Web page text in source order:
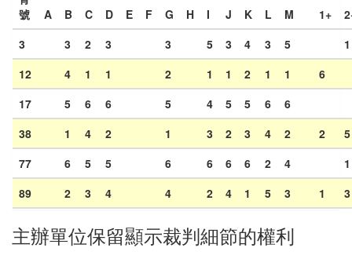
號
A B C D E F G H I J K L M 1+
3
3 2 3 3 5 3 4 3 5
1
12
4 1 1 2 1 1 2 1 1
6
17
5 6 6 5 4 5 5 6
6
38
1 4 2 1 3 2 3 4 2 2
5
77
6 5 5 6 6 6 6 2 4
1
89
2 3 4 4 2 4 1 5 3 1 3
主辦單位保留顯示裁判細節的權利